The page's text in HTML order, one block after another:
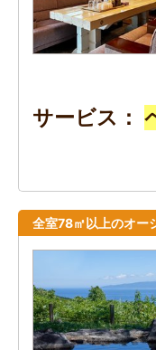
サービス
全室78㎡以上のオー